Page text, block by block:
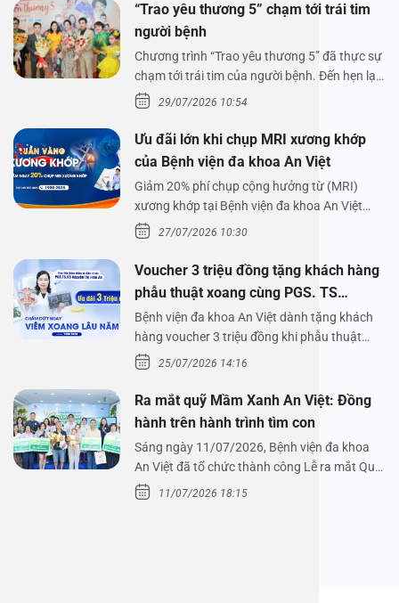
“Trao yêu thương 5” chạm tới trái tim
người bệnh
Chương trình “Trao yêu thương 5” đã thực sự
chạm tới trái tim của người bệnh. Đến hẹn lại
lên,…29/07/2026 10:54
Ưu đãi lớn khi chụp MRI xương khớp
của Bệnh viện đa khoa An Việt
Giảm 20% phí chụp cộng hưởng từ (MRI)
xương khớp tại Bệnh viện đa khoa An Việt
Bệnh viện đa…
27/07/2026 10:30
Voucher 3 triệu đồng tặng khách hàng
phẫu thuật xoang cùng PGS. TS
Nguyễn Thị Hoài An
Bệnh viện đa khoa An Việt dành tặng khách
hàng voucher 3 triệu đồng khi phẫu thuật
xoang cùng PGS.…
25/07/2026 14:16
Ra mắt quỹ Mầm Xanh An Việt: Đồng
hành trên hành trình tìm con
Sáng ngày 11/07/2026, Bệnh viện đa khoa
An Việt đã tổ chức thành công Lễ ra mắt Quỹ
Mầm Xanh…
11/07/2026 18:15